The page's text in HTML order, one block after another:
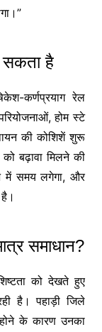
है
कर्णप्रयाग रेल
होम स्टे
की कोशिशें शुरू
को बढ़ावा मिलने की
में समय लगेगा, और
समाधान?
को देखते हुए
है। पहाड़ी जिले
के कारण उनका